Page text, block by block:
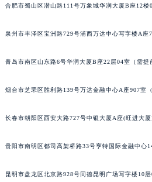
合肥市蜀山区潜山路111号万象城华润大厦B座12楼
泉州市丰泽区宝洲路729号浦西万达中心写字楼A座
青岛市南区山东路6号华润大厦B座22层04室（需提
烟台市芝罘区胜利路139号万达金融中心A座907室
长春市朝阳区西安大路727号中银大厦A座(旺进大厦
贵阳市南明区都司高架桥路33号亨特国际金融中心
昆明市盘龙区北京路928号同德昆明广场写字楼10层